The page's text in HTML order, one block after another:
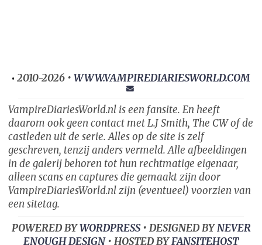
• 2010-2026 • WWW.VAMPIREDIARIESWORLD.COM
VampireDiariesWorld.nl is een fansite. En heeft
daarom ook geen contact met L.J Smith, The CW of de
castleden uit de serie. Alles op de site is zelf
geschreven, tenzij anders vermeld. Alle afbeeldingen
in de galerij behoren tot hun rechtmatige eigenaar,
alleen scans en captures die gemaakt zijn door
VampireDiariesWorld.nl zijn (eventueel) voorzien van
een sitetag.
POWERED BYWORDPRESS• DESIGNED BYNEVER
ENOUGH DESIGN• HOSTED BYFANSITEHOST